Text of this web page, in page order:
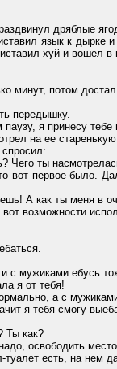
дряблые
язык к
хуй и вошел в
минут, потом
передышку.
я принесу тебе
на ее старенькую
ты
первое было.
А как ты меня в
возможности
с мужиками ебусь
я от тебя!
а с
я тебя смогу
Ты как?
освободить
есть, на нем